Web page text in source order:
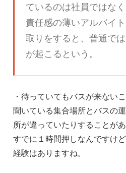
ているのは社員ではなく
責任感の薄いアルバイ
取りをすると、普通で
が起こるという。
・待っていてもバスが来ない
聞いている集合場所とバスの
所が違っていたりすることがあ
すでに１時間押しなんですけ
経験はありますね。